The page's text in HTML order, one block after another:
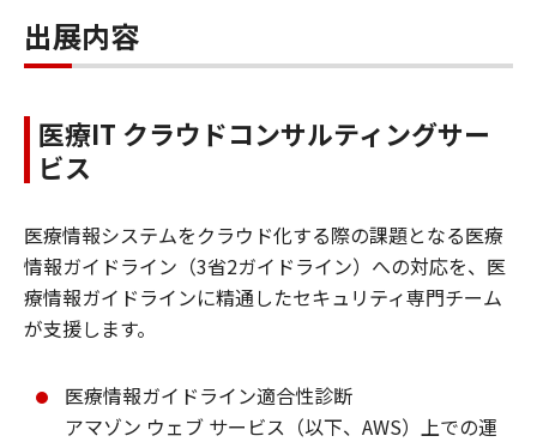
出展内容
医療IT クラウドコンサルティングサー
ビス
医療情報システムをクラウド化する際の課題となる医療
情報ガイドライン（3省2ガイドライン）への対応を、医
療情報ガイドラインに精通したセキュリティ専門チーム
が支援します。
医療情報ガイドライン適合性診断
アマゾン ウェブ サービス（以下、AWS）上での運